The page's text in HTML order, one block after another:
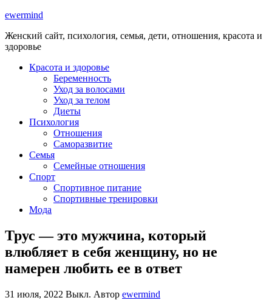
ewermind
Женский сайт, психология, семья, дети, отношения, красота и
здоровье
Красота и здоровье
Беременность
Уход за волосами
Уход за телом
Диеты
Психология
Отношения
Саморазвитие
Семья
Семейные отношения
Спорт
Спортивное питание
Спортивные тренировки
Мода
Трус — это мужчина, который
влюбляет в себя женщину, но не
намерен любить ее в ответ
31 июля, 2022 Выкл. Автор ewermind